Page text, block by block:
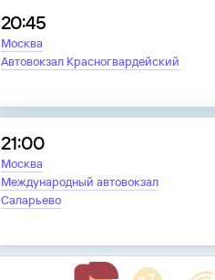
20:45
Москва
Автовокзал Красногвардейский
21:00
Москва
Международный автовокзал
Саларьево